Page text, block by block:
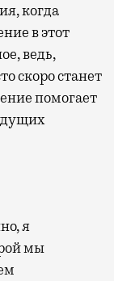
когда
в этот
ведь,
скоро станет
помогает
я
мы